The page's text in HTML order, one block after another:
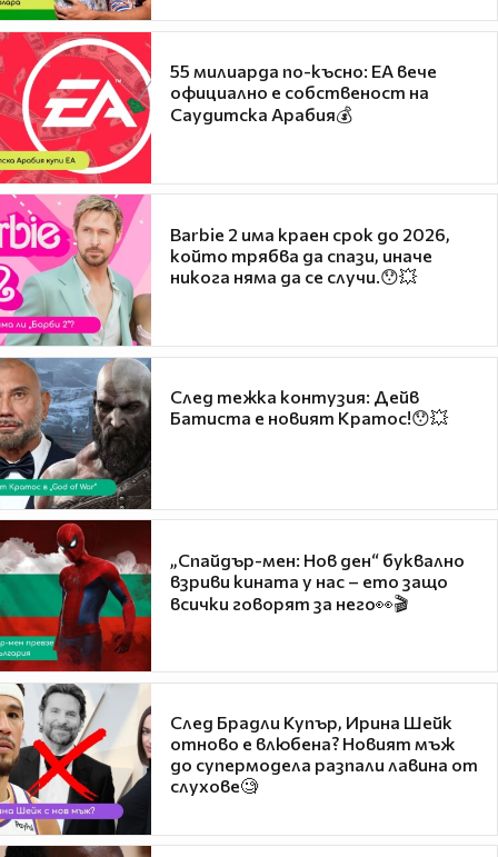
55 милиарда по-късно: EA вече
официално е собственост на
Саудитска Арабия💰
Barbie 2 има краен срок до 2026,
който трябва да спази, иначе
никога няма да се случи.😯💥
След тежка контузия: Дейв
Батиста е новият Кратос!😯💥
„Спайдър-мен: Нов ден“ буквално
взриви кината у нас – ето защо
всички говорят за него👀🎬
След Брадли Купър, Ирина Шейк
отново е влюбена? Новият мъж
до супермодела разпали лавина от
слухове🧐